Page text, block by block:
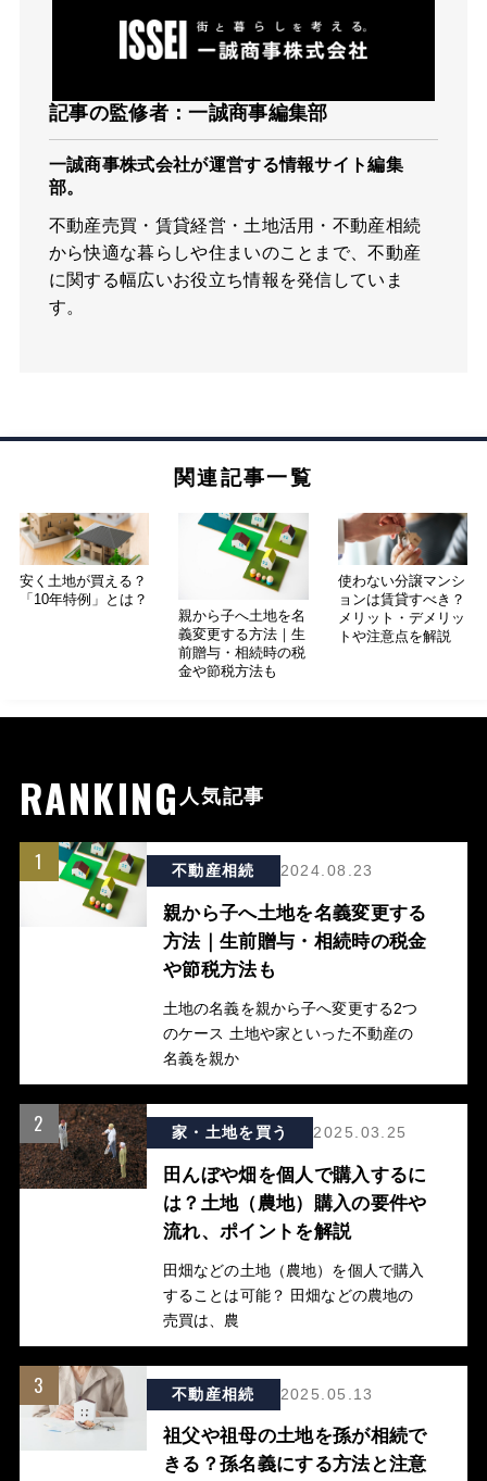
記事の監修者：一誠商事編集部
一誠商事株式会社が運営する情報サイト編集
部。
不動産売買・賃貸経営・土地活用・不動産相続
から快適な暮らしや住まいのことまで、不動産
に関する幅広いお役立ち情報を発信していま
す。
関連記事一覧
安く土地が買える？
「10年特例」とは？
親から子へ土地を名
義変更する方法｜生
前贈与・相続時の税
金や節税方法も
使わない分譲マンシ
ョンは賃貸すべき？
メリット・デメリッ
トや注意点を解説
RANKING 人気記事
1 不動産相続 2024.08.23
親から子へ土地を名義変更する
方法｜生前贈与・相続時の税金
や節税方法も
土地の名義を親から子へ変更する2つ
のケース 土地や家といった不動産の
名義を親か
2 家・土地を買う 2025.03.25
田んぼや畑を個人で購入するに
は？土地（農地）購入の要件や
流れ、ポイントを解説
田畑などの土地（農地）を個人で購入
することは可能？ 田畑などの農地の
売買は、農
3 不動産相続 2025.05.13
祖父や祖母の土地を孫が相続で
きる？孫名義にする方法と注意